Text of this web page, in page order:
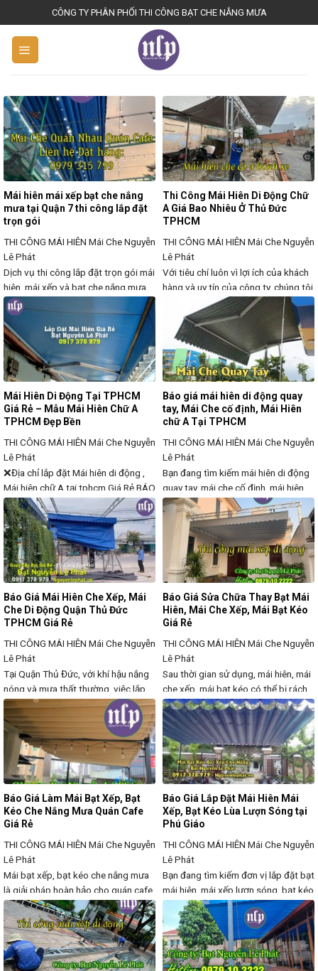
k
o
o
n
n
CÔNG TY PHÂN PHỐI THI CÔNG BẠT CHE NẮNG MƯA
Mái hiên mái xếp bạt che nắng
mưa tại Quận 7 thi công lắp đặt
trọn gói
THI CÔNG MÁI HIÊN Mái Che Nguyễn
Lê Phát
Dịch vụ thi công lắp đặt trọn gói mái
hiên, mái xếp và bạt che nắng mưa
tại Quận 7, TPHCM mang đến giải
pháp che chắn hiệu quả cho không
gian ngoài trời như sân vườn, hiên
nhà, ban công, quán cà phê, nhà
hàng hoặc các khu vực thương mại.
Với tính linh
Thi Công Mái Hiên Di Động Chữ
A Giá Bao Nhiêu Ở Thủ Đức
TPHCM
THI CÔNG MÁI HIÊN Mái Che Nguyễn
Lê Phát
Với tiêu chí luôn vì lợi ích của khách
hàng và uy tín của công ty, chúng tôi
hy vọng sẽ luôn là người bạn đồng
hành đáng tin cậy phục vụ sự phát
triển của Quý khách hàng mọi lúc
mọi nơi. Đến với chúng tôi chắc chắn
quý khách sẽ yên tâm về
Mái Hiên Di Động Tại TPHCM
Giá Rẻ – Mẫu Mái Hiên Chữ A
TPHCM Đẹp Bền
THI CÔNG MÁI HIÊN Mái Che Nguyễn
Lê Phát
❌Địa chỉ lắp đặt Mái hiên di động ,
Mái hiên chữ A tại tphcm Giá Rẻ BÁO
GIÁ💠🌀Mái Hiên Di Động Tại
TPHCM Giá Rẻ – Mẫu Mái Hiên Chữ
A TPHCM ✅ Thợ Lắp Mái Hiên Quay
Tay, Mái Che Cố Định tại
TPHCM⭐️_⭐Mái Che Di Động
TPHCM Giá Rẻ – Uy Tín
Báo giá mái hiên di động quay
tay, Mái Che cố định, Mái Hiên
chữ A Tại TPHCM
THI CÔNG MÁI HIÊN Mái Che Nguyễn
Lê Phát
Bạn đang tìm kiếm mái hiên di động
quay tay, mái che cố định, mái hiên
chữ A tại TP.HCM với giá tốt, bạt
chất lượng cao, độ bền lâu dài? Đây
là giải pháp che nắng mưa hiệu quả,
phù hợp cho quán cà phê, nhà hàng,
cửa hàng kinh doanh, sân vườn và
Báo Giá Mái Hiên Che Xếp, Mái
Che Di Động Quận Thủ Đức
TPHCM Giá Rẻ
THI CÔNG MÁI HIÊN Mái Che Nguyễn
Lê Phát
Tại Quận Thủ Đức, với khí hậu nắng
nóng và mưa thất thường, việc lắp
đặt mái hiên che xếp, mái che di
động là giải pháp tối ưu giúp bảo vệ
không gian ngoài trời, tạo bóng mát,
hạn chế ảnh hưởng của thời tiết mà
vẫn giữ được sự thông thoáng.
Chúng tôi
Báo Giá Sửa Chữa Thay Bạt Mái
Hiên, Mái Che Xếp, Mái Bạt Kéo
Giá Rẻ
THI CÔNG MÁI HIÊN Mái Che Nguyễn
Lê Phát
Sau thời gian sử dụng, mái hiên, mái
che xếp, mái bạt kéo có thể bị rách,
bạc màu, hư hỏng khung do tác
động của thời tiết. Để tiết kiệm chi
phí thay mới hoàn toàn, dịch vụ sửa
chữa, thay bạt mái hiên, mái che xếp
giá rẻ là giải pháp tối ưu,
Báo Giá Làm Mái Bạt Xếp, Bạt
Kéo Che Nắng Mưa Quán Cafe
Giá Rẻ
THI CÔNG MÁI HIÊN Mái Che Nguyễn
Lê Phát
Mái bạt xếp, bạt kéo che nắng mưa
là giải pháp hoàn hảo cho quán cafe,
nhà hàng, sân vườn giúp bảo vệ
không gian khỏi nắng nóng, mưa lớn,
đồng thời tạo điểm nhấn thẩm mỹ
thu hút khách hàng. Với thiết kế kéo
ra – thu vào linh hoạt, loại bạt này
Báo Giá Lắp Đặt Mái Hiên Mái
Xếp, Bạt Kéo Lùa Lượn Sóng tại
Phú Giáo
THI CÔNG MÁI HIÊN Mái Che Nguyễn
Lê Phát
Bạn đang tìm kiếm đơn vị lắp đặt bạt
mái hiên, mái xếp lượn sóng, bạt kéo
di động chất lượng cao, giá rẻ tại
Phú Giáo, Bình Dương? Chúng tôi
chuyên cung cấp giải pháp che nắng,
che mưa linh hoạt, phù hợp cho nhà
ở, quán cà phê, nhà hàng, sân vườn,